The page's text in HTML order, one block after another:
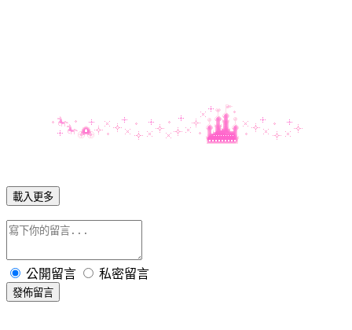
載入更多
公開留言 私密留言
發佈留言